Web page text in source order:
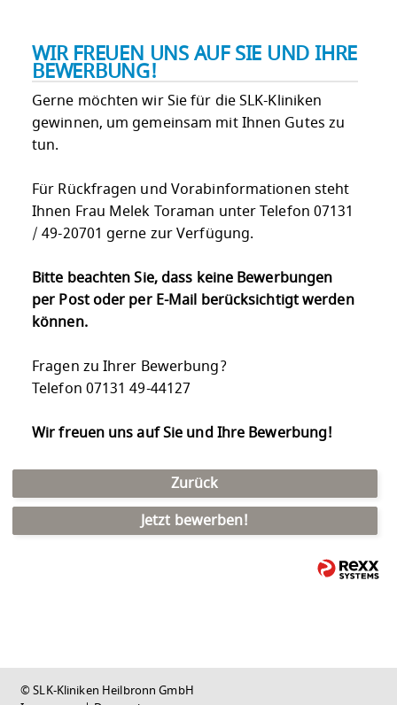
WIR FREUEN UNS AUF SIE UND IHRE
BEWERBUNG!
Gerne möchten wir Sie für die SLK-Kliniken
gewinnen, um gemeinsam mit Ihnen Gutes zu
tun.
Für Rückfragen und Vorabinformationen steht
Ihnen Frau Melek Toraman unter Telefon 07131
/ 49-20701 gerne zur Verfügung.
Bitte beachten Sie, dass keine Bewerbungen
per Post oder per E-Mail berücksichtigt werden
können.
Fragen zu Ihrer Bewerbung?
Telefon 07131 49-44127
Wir freuen uns auf Sie und Ihre Bewerbung!
Zurück
Jetzt bewerben!
© SLK-Kliniken Heilbronn GmbH